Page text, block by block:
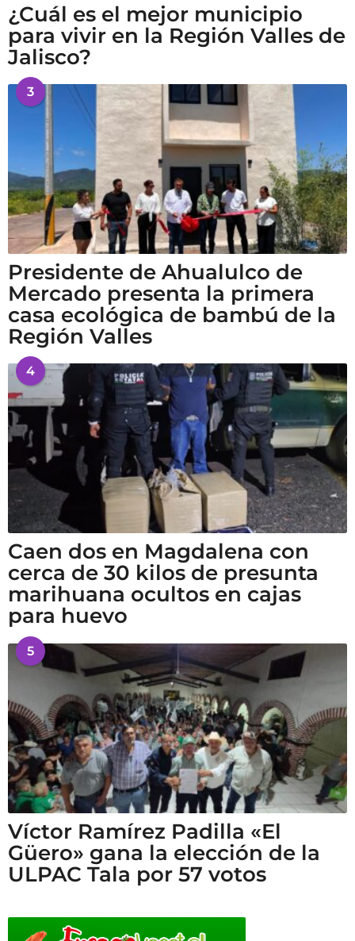
¿Cuál es el mejor municipio
para vivir en la Región Valles de
Jalisco?
3
Presidente de Ahualulco de
Mercado presenta la primera
casa ecológica de bambú de la
Región Valles
4
Caen dos en Magdalena con
cerca de 30 kilos de presunta
marihuana ocultos en cajas
para huevo
5
Víctor Ramírez Padilla «El
Güero» gana la elección de la
ULPAC Tala por 57 votos